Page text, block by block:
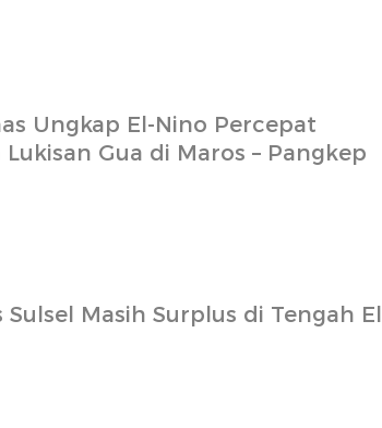
Ungkap El-Nino Percepat
Lukisan Gua di Maros – Pangkep
Sulsel Masih Surplus di Tengah El